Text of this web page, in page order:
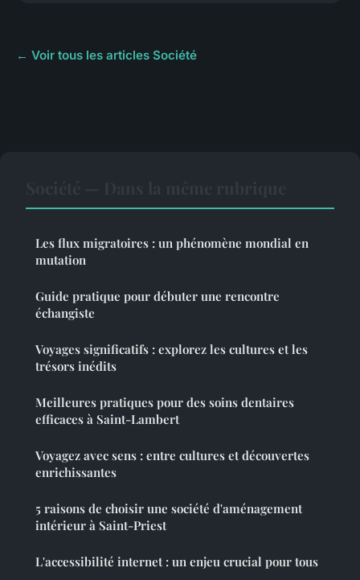
← Voir tous les articles Société
Les flux migratoires : un phénomène mondial en
mutation
Guide pratique pour débuter une rencontre
échangiste
Voyages significatifs : explorez les cultures et les
trésors inédits
Meilleures pratiques pour des soins dentaires
efficaces à Saint-Lambert
Voyagez avec sens : entre cultures et découvertes
enrichissantes
5 raisons de choisir une société d'aménagement
intérieur à Saint-Priest
L'accessibilité internet : un enjeu crucial pour tous